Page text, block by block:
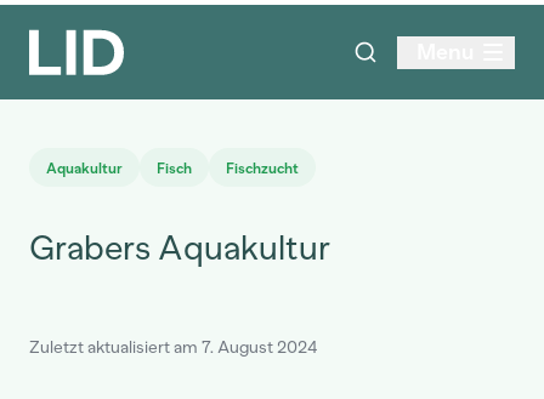
Aquakultur Fisch Fischzucht
Grabers Aquakultur
Zuletzt aktualisiert am 7. August 2024